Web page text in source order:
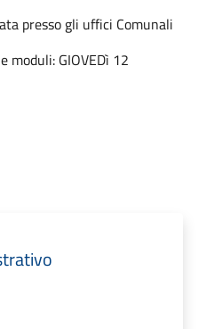
presso gli uffici Comunali
moduli: GIOVEDì 12